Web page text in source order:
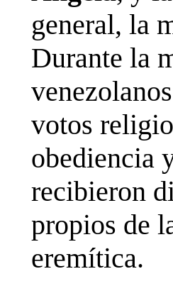
general, la
Durante la
votos
obediencia
recibieron
propios de
eremítica.